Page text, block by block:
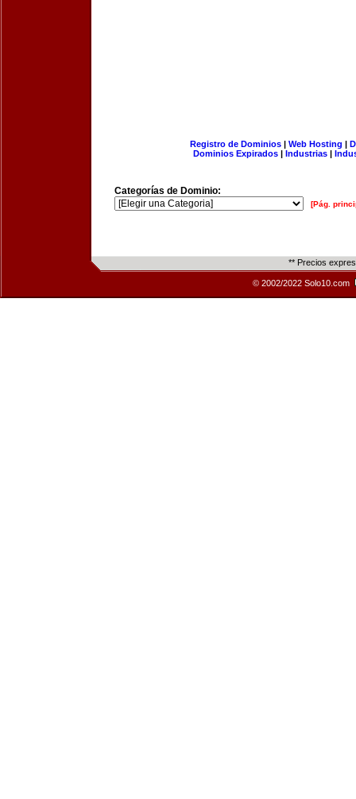
Registro de Dominios| Web Hosting |
Dominios Expirados | Industrias |
Categorías de Dominio:
[Pág.
** Precios
© 2002/2022 Solo10.com